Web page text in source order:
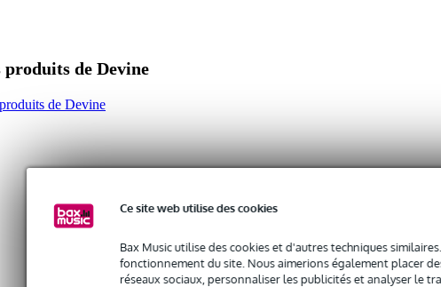
Ce site web utilise des cookies
Bax Music utilise des cookies et d'autres techniques
fonctionnement du site. Nous aimerions également placer
réseaux sociaux, personnaliser les publicités et analyser le
produits de Devine
de Devine